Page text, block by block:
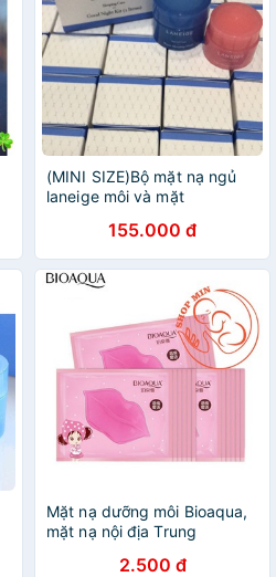
(MINI SIZE)Bộ mặt nạ ngủ
laneige môi và mặt
155.000 đ
Mặt nạ dưỡng môi Bioaqua,
mặt nạ nội địa Trung
2.500 đ